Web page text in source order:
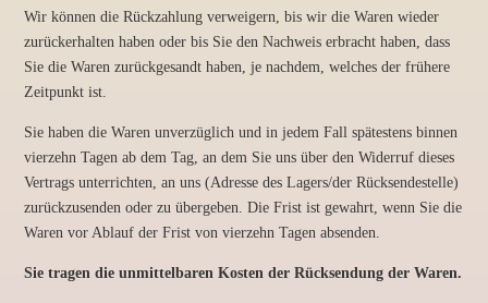
Wir können die Rückzahlung verweigern, bis wir die Waren wieder
zurückerhalten haben oder bis Sie den Nachweis erbracht haben, dass
Sie die Waren zurückgesandt haben, je nachdem, welches der frühere
Zeitpunkt ist.
Sie haben die Waren unverzüglich und in jedem Fall spätestens binnen
vierzehn Tagen ab dem Tag, an dem Sie uns über den Widerruf dieses
Vertrags unterrichten, an uns (Adresse des Lagers/der Rücksendestelle)
zurückzusenden oder zu übergeben. Die Frist ist gewahrt, wenn Sie die
Waren vor Ablauf der Frist von vierzehn Tagen absenden.
Sie tragen die unmittelbaren Kosten der Rücksendung der Waren.